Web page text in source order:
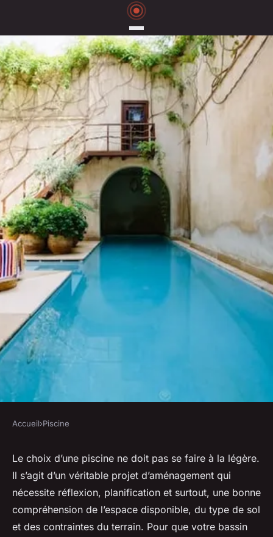
Comment choisir un style de
piscine qui complète
l'architecture de votre maison
?
Accueil›Piscine
Le choix d’une piscine ne doit pas se faire à la légère.
Il s’agit d’un véritable projet d’aménagement qui
nécessite réflexion, planification et surtout, une bonne
compréhension de l’espace disponible, du type de sol
et des contraintes du terrain. Pour que votre bassin